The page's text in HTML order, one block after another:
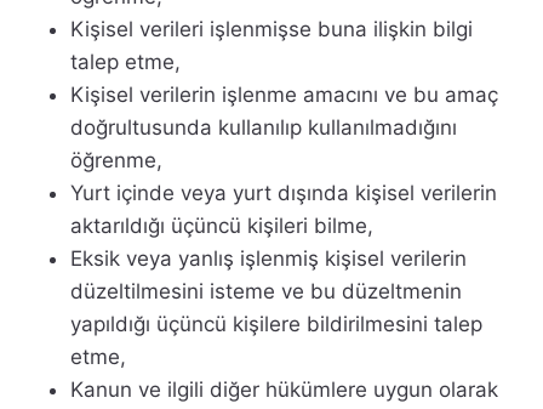
Kişisel verileri işlenmişse buna ilişkin bilgi
talep etme,
Kişisel verilerin işlenme amacını ve bu amaç
doğrultusunda kullanılıp kullanılmadığını
öğrenme,
Yurt içinde veya yurt dışında kişisel verilerin
aktarıldığı üçüncü kişileri bilme,
Eksik veya yanlış işlenmiş kişisel verilerin
düzeltilmesini isteme ve bu düzeltmenin
yapıldığı üçüncü kişilere bildirilmesini talep
etme,
Kanun ve ilgili diğer hükümlere uygun olarak